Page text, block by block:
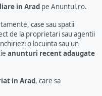
in Arad pe Anuntul.ro.
case sau spatii
de la proprietari sau agentii
o locuinta sau un
anunturi recent adaugate
in Arad, care sa